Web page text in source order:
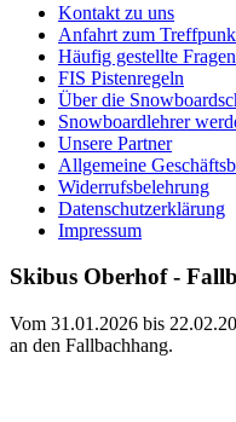
Kontakt zu uns
Anfahrt zum
Häufig gestellte Fragen
FIS Pistenregeln
Über die
Snowboardlehrer
Unsere Partner
Allgemeine
Widerrufsbelehrung
Datenschutzerklärung
Impressum
Skibus Oberhof -
Vom 31.01.2026 bis
an den Fallbachhang.